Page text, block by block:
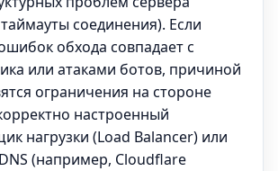
соединения). Если
обхода совпадает с
или атаками ботов, причиной
ограничения на стороне
настроенный
нагрузки (Load Balancer) или
(например, Cloudflare